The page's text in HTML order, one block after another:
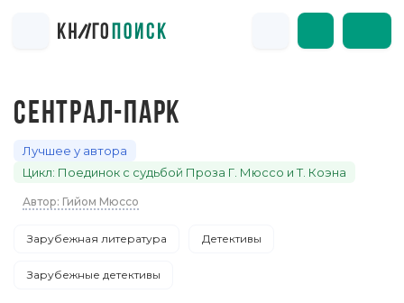
СЕНТРАЛ-ПАРК
Лучшее у автора
Цикл: Поединок с судьбой Проза Г. Мюссо и Т. Коэна
Автор: Гийом Мюссо
Зарубежная литература Детективы
Зарубежные детективы